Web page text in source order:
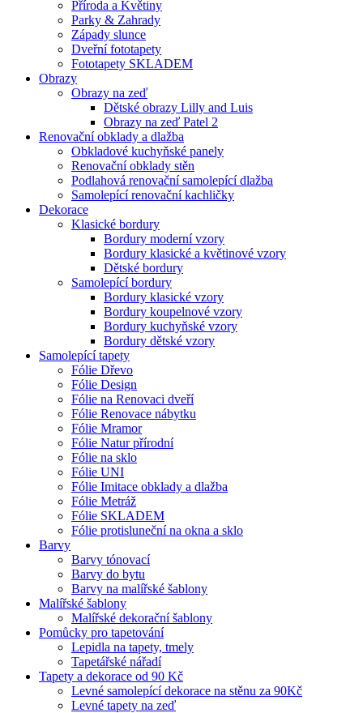
Příroda a Květiny
Parky & Zahrady
Západy slunce
Dveřní fototapety
Fototapety SKLADEM
Obrazy
Obrazy na zeď
Dětské obrazy Lilly and Luis
Obrazy na zeď Patel 2
Renovační obklady a dlažba
Obkladové kuchyňské panely
Renovační obklady stěn
Podlahová renovační samolepící dlažba
Samolepící renovační kachličky
Dekorace
Klasické bordury
Bordury moderní vzory
Bordury klasické a květinové vzory
Dětské bordury
Samolepící bordury
Bordury klasické vzory
Bordury koupelnové vzory
Bordury kuchyňské vzory
Bordury dětské vzory
Samolepící tapety
Fólie Dřevo
Fólie Design
Fólie na Renovaci dveří
Fólie Renovace nábytku
Fólie Mramor
Fólie Natur přírodní
Fólie na sklo
Fólie UNI
Fólie Imitace obklady a dlažba
Fólie Metráž
Fólie SKLADEM
Fólie protisluneční na okna a sklo
Barvy
Barvy tónovací
Barvy do bytu
Barvy na malířské šablony
Malířské šablony
Malířské dekorační šablony
Pomůcky pro tapetování
Lepidla na tapety, tmely
Tapetářské nářadí
Tapety a dekorace od 90 Kč
Levné samolepící dekorace na stěnu za 90Kč
Levné tapety na zeď